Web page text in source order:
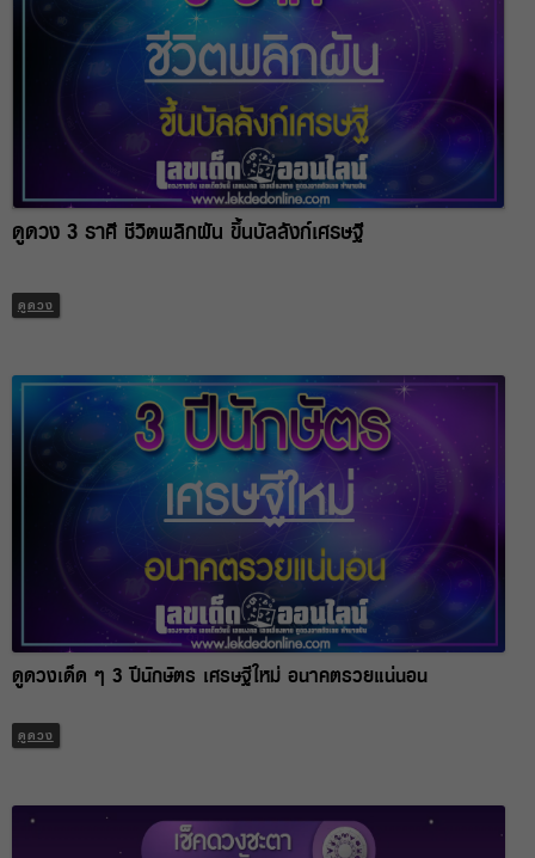
ดูดวง 3 ราศี ชีวิตพลิกผัน ขึ้นบัลลังก์เศรษฐี
ดูดวง
ดูดวงเด็ด ๆ 3 ปีนักษัตร เศรษฐีใหม่ อนาคตรวยแน่นอน
ดูดวง